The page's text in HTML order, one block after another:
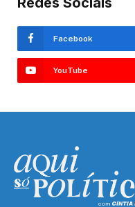
Facebook
YouTube